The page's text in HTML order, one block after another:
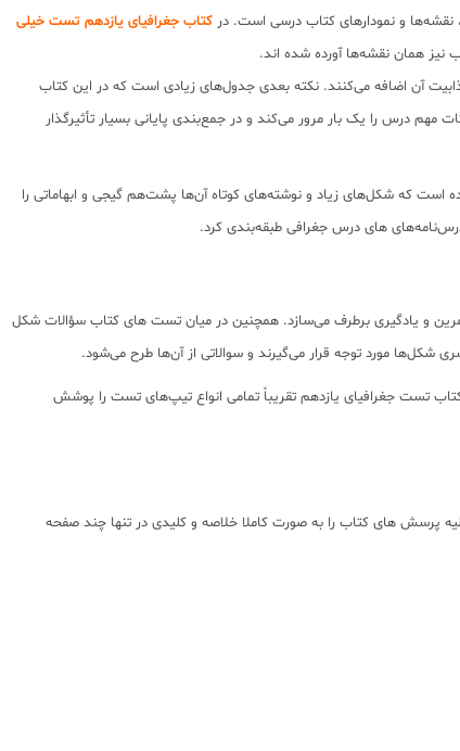
نقشه‌ها و نمودارهای کتاب درسی است. در کتاب جغرافیای یازدهم تست خیلی
نیز همان نقشه‌ها آورده ‌شده اند.‌
آن اضافه می‌کنند. نکته بعدی جدول‌های زیادی است که در این کتاب
درس را یک‌ بار مرور می‌کند و در جمع‌بندی پایانی بسیار تأثیرگذار
است که شکل‌های زیاد و نوشته‌های کوتاه آن‌ها پشت‌هم گیجی و ابهاماتی را
درس‌نامه‌های های درس جغرافی طبقه‌بندی کرد.
انتخاب شده است و نیاز شما را در تمرین و یادگیری برطرف می‌سازد‌. همچنین در میان تست های کتاب سؤالات شکل
شکل‌ها مورد توجه قرار می‌گیرند و سوالاتی از آن‌ها طرح می‌شود.
تست جغرافیای یازدهم تقریباً تمامی انواع تیپ‌های تست را پوشش
پرسش های کتاب را به صورت کاملا خلاصه و کلیدی در تنها چند صفحه